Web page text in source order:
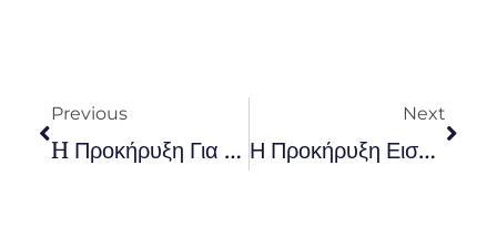
Previous
H Προκήρυξη Για Την Πυροσβεστική
Next
Η Προκήρυξη Εισαγωγής Στην Αστυνομία